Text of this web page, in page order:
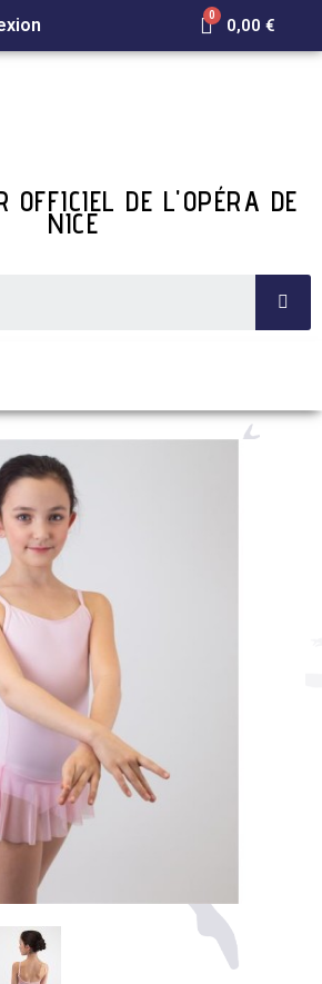
0,00 €
OFFICIEL DE L'OPÉRA DE
NICE